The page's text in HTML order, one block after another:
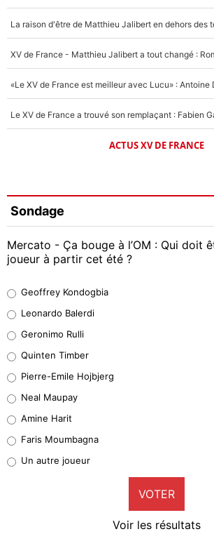
ACTUS XV DE FRANCE
Sondage
Mercato - Ça bouge à l’OM : Qui doit
joueur à partir cet été ?
38%
32%
4%
1%
9%
Geoffrey Kondogbia
Leonardo Balerdi
Geronimo Rulli
Quinten Timber
Pierre-Emile Hojbjerg
Neal Maupay
Amine Harit
Faris Moumbagna
Un autre joueur
VOTER
Voir les résultats